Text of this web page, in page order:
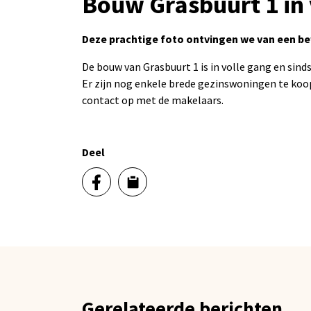
Deze prachtige foto ontvingen we van een
De bouw van Grasbuurt 1 is in volle gang en
Er zijn nog enkele brede gezinswoningen te
contact op met de makelaars.
Deel